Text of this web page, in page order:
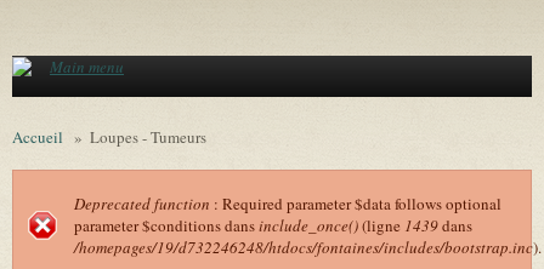
Main menu
Accueil » Loupes - Tumeurs
Message d'erreur
Deprecated function : Required parameter $data follows optional
parameter $conditions dansinclude_once()(ligne 1439dans
/homepages/19/d732246248/htdocs/fontaines/includes/bootstrap.inc).